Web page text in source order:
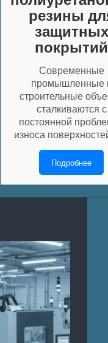
резины
защитных
покрытий
Современные
промышленные
строительные
сталкиваются с
постоянной
износа
Подробнее